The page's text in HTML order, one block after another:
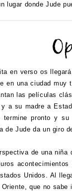
lugar donde Jude
en verso os
en una ciudad muy
las películas
y a su madre a
termine pronto y
de Jude da un giro
de una niña
Unidos. Al
que no